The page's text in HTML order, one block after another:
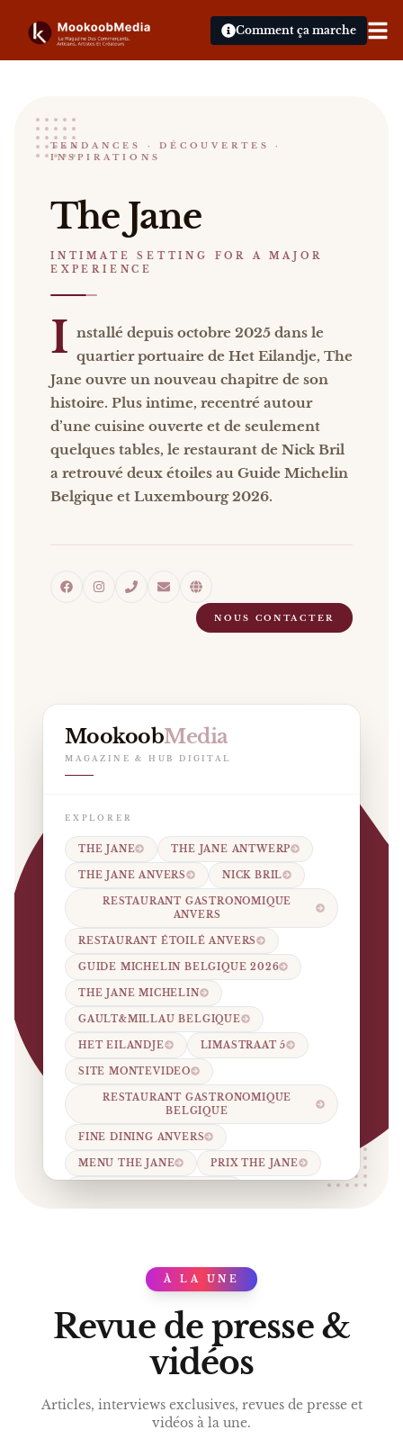
Comment ça marche
The Jane -Antwerp
INTIMATE SETTING FOR A MAJOR EXPERIENCE
The Jane Installé depuis octobre 2025 dans le
Catalogue :restaurants, presse, vidéos
TENDANCES · DÉCOUVERTES ·
INSPIRATIONS
The Jane
INTIMATE SETTING FOR A MAJOR
EXPERIENCE
I nstallé depuis octobre 2025 dans le
quartier portuaire de Het Eilandje, The
Jane ouvre un nouveau chapitre de son
histoire. Plus intime, recentré autour
d’une cuisine ouverte et de seulement
quelques tables, le restaurant de Nick Bril
a retrouvé deux étoiles au Guide Michelin
Belgique et Luxembourg 2026.
NOUS CONTACTER
MookoobMedia
MAGAZINE & HUB DIGITAL
EXPLORER
THE JANE THE JANE ANTWERP
THE JANE ANVERS NICK BRIL
RESTAURANT GASTRONOMIQUE
ANVERS
RESTAURANT ÉTOILÉ ANVERS
GUIDE MICHELIN BELGIQUE 2026
THE JANE MICHELIN
GAULT&MILLAU BELGIQUE
HET EILANDJE LIMASTRAAT 5
SITE MONTEVIDEO
RESTAURANT GASTRONOMIQUE
BELGIQUE
FINE DINING ANVERS
MENU THE JANE PRIX THE JANE
DEUX ÉTOILES MICHELIN
TOURISME GASTRONOMIQUE ANVERS.
PRESS
À LA UNE
Revue de presse &
vidéos
Articles, interviews exclusives, revues de presse et
vidéos à la une.